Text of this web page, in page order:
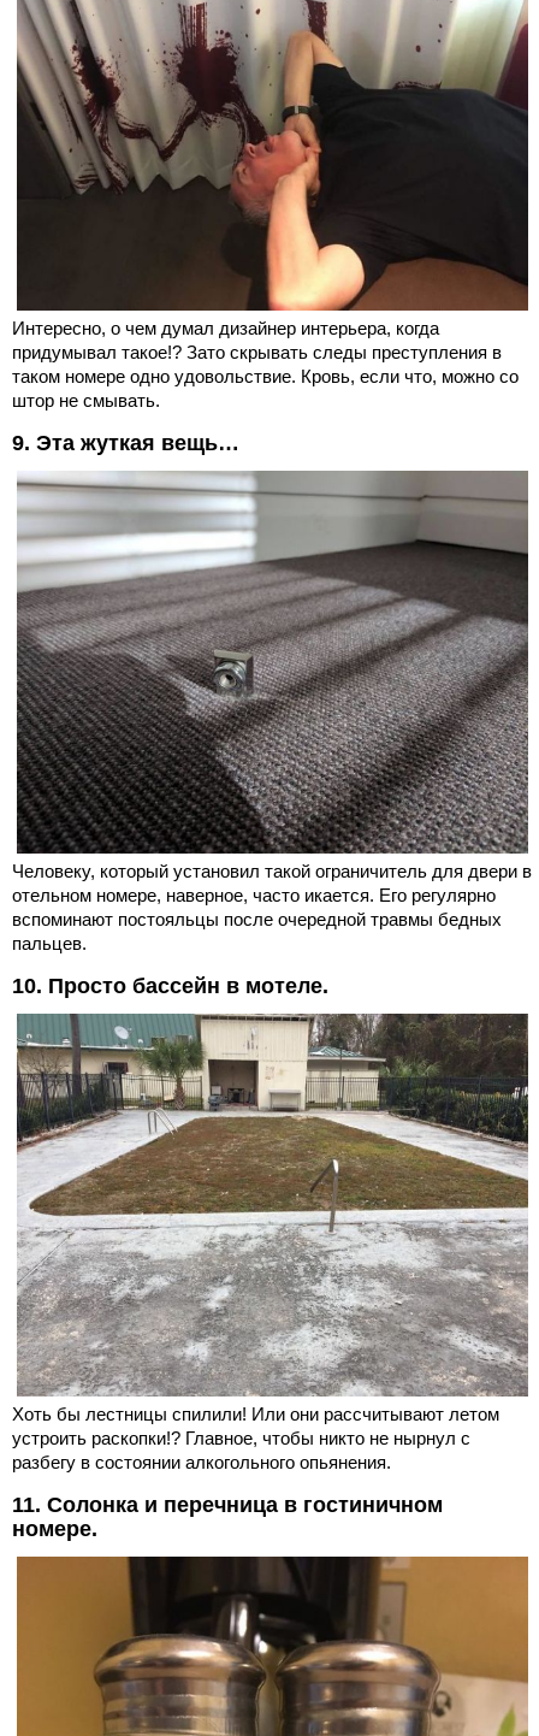
Интересно, о чем думал дизайнер интерьера, когда
придумывал такое!? Зато скрывать следы преступления в
таком номере одно удовольствие. Кровь, если что, можно со
штор не смывать.
9. Эта жуткая вещь…
Человеку, который установил такой ограничитель для двери в
отельном номере, наверное, часто икается. Его регулярно
вспоминают постояльцы после очередной травмы бедных
пальцев.
10. Просто бассейн в мотеле.
Хоть бы лестницы спилили! Или они рассчитывают летом
устроить раскопки!? Главное, чтобы никто не нырнул с
разбегу в состоянии алкогольного опьянения.
11. Солонка и перечница в гостиничном
номере.